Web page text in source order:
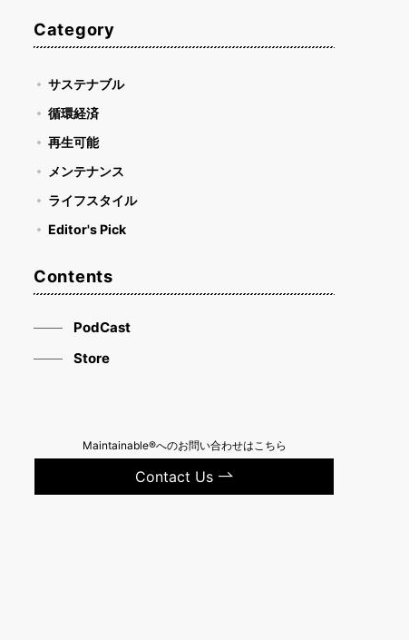
Category
サステナブル
循環経済
再生可能
メンテナンス
ライフスタイル
Editor's Pick
Contents
PodCast
Store
Maintainable®へのお問い合わせはこちら
Contact Us